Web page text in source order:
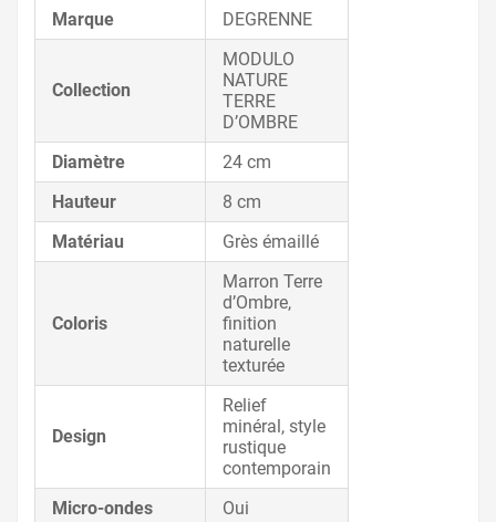
Marque DEGRENNE
Collection
MODULO
NATURE
TERRE
D’OMBRE
Diamètre
24 cm
Hauteur
8 cm
Matériau
Grès émaillé
Coloris
Marron Terre
d’Ombre,
finition
naturelle
texturée
Design
Relief
minéral, style
rustique
contemporain
Micro-ondes
Oui